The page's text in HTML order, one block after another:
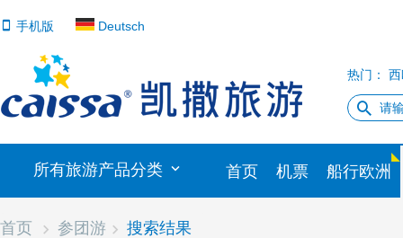
手机版 Deutsch
热门：
所有旅游产品分类 首页 机票 船行欧洲
首页 参团游 搜索结果